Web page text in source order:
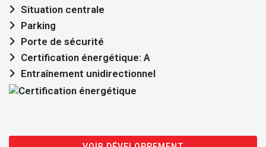
Situation centrale
Parking
Porte de sécurité
Certification énergétique: A
Entraînement unidirectionnel